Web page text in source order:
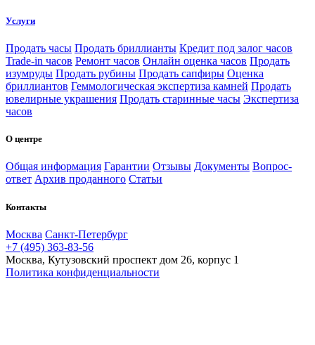
Услуги
Продать часы Продать бриллианты Кредит под залог часов
Trade-in часов Ремонт часов Онлайн оценка часов Продать
изумруды Продать рубины Продать сапфиры Оценка
бриллиантов Геммологическая экспертиза камней Продать
ювелирные украшения Продать старинные часы Экспертиза
часов
О центре
Общая информация Гарантии Отзывы Документы Вопрос-
ответ Архив проданного Статьи
Контакты
Москва Санкт-Петербург
+7 (495) 363-83-56
Москва, Кутузовский проспект дом 26, корпус 1
Политика конфиденциальности